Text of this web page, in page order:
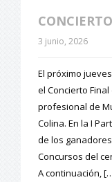
3 junio, 2026
El próximo
el Concierto
profesional de
Colina. En la I
de los
Concursos del
A continuación,